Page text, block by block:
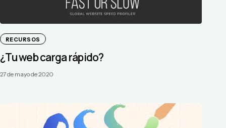
RECURSOS
¿Tu web carga rápido?
27 de mayo de 2020